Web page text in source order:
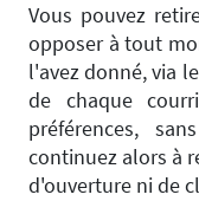
Vous pouvez
opposer à tout
l'avez donné, via
de chaque
préférences,
continuez alors à
d'ouverture ni de